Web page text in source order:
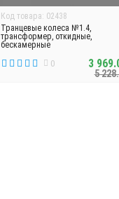
Код товара: 02438
Транцевые колеса №1.4,
трансформер, откидные,
бескамерные
0
5
3